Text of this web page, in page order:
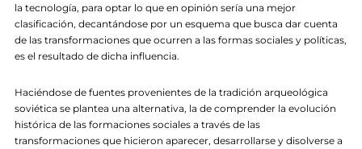
la tecnología, para optar lo que en opinión sería una mejor
clasificación, decantándose por un esquema que busca dar cuenta
de las transformaciones que ocurren a las formas sociales y políticas,
es el resultado de dicha influencia.
Haciéndose de fuentes provenientes de la tradición arqueológica
soviética se plantea una alternativa, la de comprender la evolución
histórica de las formaciones sociales a través de las
transformaciones que hicieron aparecer, desarrollarse y disolverse a